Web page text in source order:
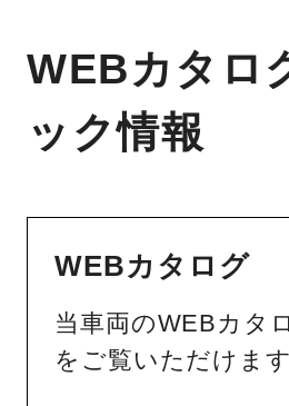
WEBカタロ
ック情報
WEBカタログ
当車両のWEBカタ
をご覧いただけます